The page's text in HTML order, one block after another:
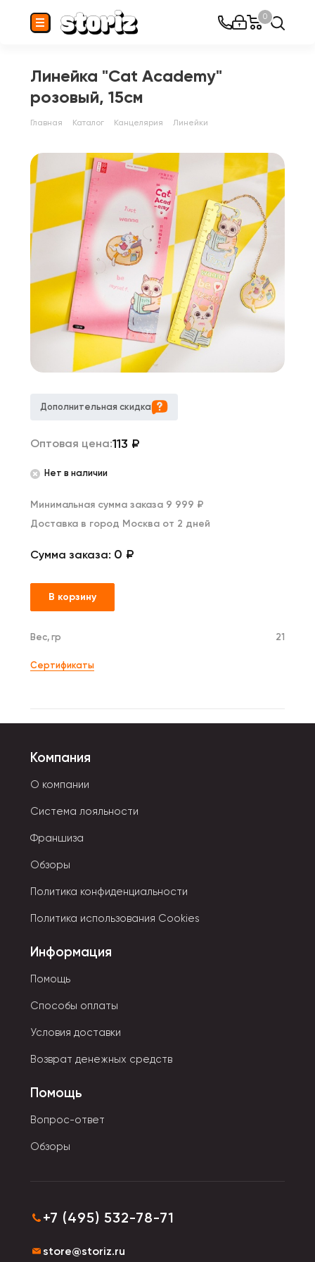
0
Линейка "Cat Academy"
розовый, 15см
Главная Каталог Канцелярия Линейки
Дополнительная скидка
Оптовая цена:113 ₽
Нет в наличии
Минимальная сумма заказа 9 999 ₽
Доставка в город Москва от 2 дней
Сумма заказа: 0 ₽
В корзину
Вес, гр 21
Сертификаты
Компания
О компании
Система лояльности
Франшиза
Обзоры
Политика конфиденциальности
Политика использования Cookies
Информация
Помощь
Способы оплаты
Условия доставки
Возврат денежных средств
Помощь
Вопрос-ответ
Обзоры
+7 (495) 532-78-71
store@storiz.ru